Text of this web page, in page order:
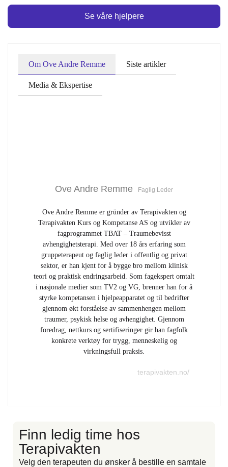
Finn ledig time hos
Terapivakten
Velg den terapeuten du ønsker å bestille en samtale
Se våre hjelpere
Om Ove Andre Remme Siste artikler
Media & Ekspertise
Ove Andre Remme Faglig Leder
Ove Andre Remme er gründer av Terapivakten og
Terapivakten Kurs og Kompetanse AS og utvikler av
fagprogrammet TBAT – Traumebevisst
avhengighetsterapi. Med over 18 års erfaring som
gruppeterapeut og faglig leder i offentlig og privat
sektor, er han kjent for å bygge bro mellom klinisk
teori og praktisk endringsarbeid. Som fagekspert omtalt
i nasjonale medier som TV2 og VG, brenner han for å
styrke kompetansen i hjelpeapparatet og til bedrifter
gjennom økt forståelse av sammenhengen mellom
traumer, psykisk helse og avhengighet. Gjennom
foredrag, nettkurs og sertifiseringer gir han fagfolk
konkrete verktøy for trygg, menneskelig og
virkningsfull praksis.
terapivakten.no/